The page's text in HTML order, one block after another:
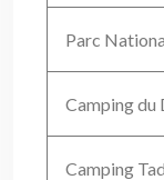
Parc
Camping du
Camping